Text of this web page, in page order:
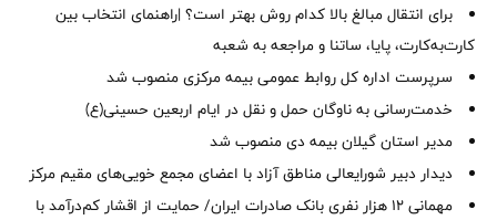
برای انتقال مبالغ بالا کدام روش بهتر است؟ |راهنمای انتخاب بین
کارت‌به‌کارت، پایا، ساتنا و مراجعه به شعبه
سرپرست اداره کل روابط عمومی بیمه مرکزی منصوب شد
خدمت‌رسانی به ناوگان حمل و نقل در ایام اربعین حسینی(ع)
‌مدیر استان گیلان بیمه دی منصوب شد
دیدار دبیر شورایعالی مناطق آزاد با اعضای مجمع خویی‌های مقیم مرکز
مهمانی ۱۲ هزار نفری بانک صادرات ایران/ حمایت از اقشار کم‌درآمد با